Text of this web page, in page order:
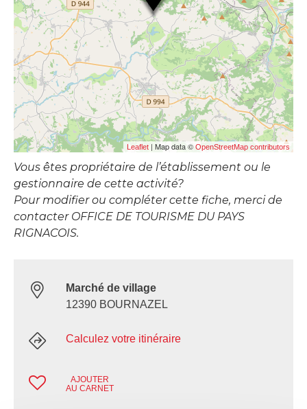
Leaflet | Map data © OpenStreetMap contributors
Vous êtes propriétaire de l’établissement ou le
gestionnaire de cette activité?
Pour modifier ou compléter cette fiche, merci de
contacter OFFICE DE TOURISME DU PAYS
RIGNACOIS.
Marché de village
12390 BOURNAZEL
Calculez votre itinéraire
AJOUTER
AU CARNET